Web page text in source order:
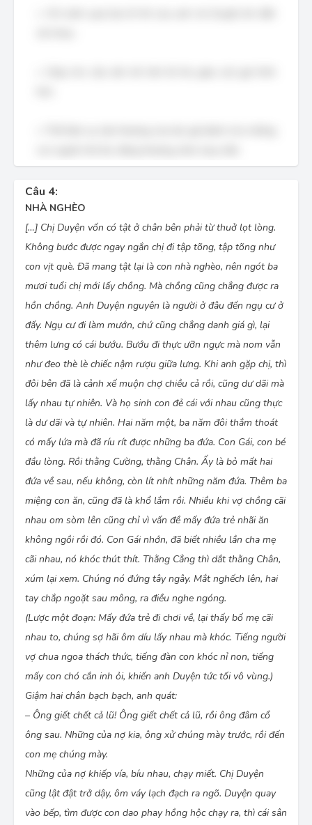
Câu 4:
NHÀ NGHÈO
[…] Chị Duyện vốn có tật ở chân bên phải từ thuở lọt lòng.
Không bước được ngay ngắn chị đi tập tõng, tập tõng như
con vịt què. Ðã mang tật lại là con nhà nghèo, nên ngót ba
mươi tuổi chị mới lấy chồng. Mà chồng cũng chẳng được ra
hồn chồng. Anh Duyện nguyên là người ở đâu đến ngụ cư ở
đấy. Ngụ cư đi làm mướn, chứ cũng chẳng danh giá gì, lại
thêm lưng có cái bướu. Bướu đi thực ưỡn ngực mà nom vẫn
như đeo thè lè chiếc nậm rượu giữa lưng. Khi anh gặp chị, thì
đôi bên đã là cảnh xế muộn chợ chiều cả rồi, cũng dư dãi mà
lấy nhau tự nhiên. Và họ sinh con đẻ cái với nhau cũng thực
là dư dãi và tự nhiên. Hai năm một, ba năm đôi thắm thoát
có mấy lứa mà đã ríu rít được những ba đứa. Con Gái, con bé
đầu lòng. Rồi thằng Cường, thằng Chân. Ấy là bỏ mất hai
đứa về sau, nếu không, còn lít nhít những năm đứa. Thêm ba
miệng con ăn, cũng đã là khổ lắm rồi. Nhiều khi vợ chồng cãi
nhau om sòm lên cũng chỉ vì vấn đề mấy đứa trẻ nhãi ăn
không ngồi rồi đó. Con Gái nhớn, đã biết nhiều lần cha mẹ
cãi nhau, nó khóc thút thít. Thằng Cẳng thì dắt thằng Chân,
xúm lại xem. Chúng nó đứng tây ngây. Mắt nghếch lên, hai
tay chắp ngoặt sau mông, ra điều nghe ngóng.
(Lược một đoạn: Mấy đứa trẻ đi chơi về, lại thấy bố mẹ cãi
nhau to, chúng sợ hãi ôm díu lấy nhau mà khóc. Tiếng người
vợ chua ngoa thách thức, tiếng đàn con khóc nỉ non, tiếng
mấy con chó cắn inh ỏi, khiến anh Duyện tức tối vô vùng.)
Giậm hai chân bạch bạch, anh quát:
– Ông giết chết cả lũ! Ông giết chết cả lũ, rồi ông đâm cổ
ông sau. Những của nợ kia, ông xử chúng mày trước, rồi đến
con mẹ chúng mày.
Những của nợ khiếp vía, bíu nhau, chạy miết. Chị Duyện
cũng lật đật trở dậy, ôm váy lạch đạch ra ngõ. Duyện quay
vào bếp, tìm được con dao phay hồng hộc chạy ra, thì cái sân